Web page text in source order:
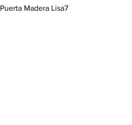
Puerta Madera Lisa7